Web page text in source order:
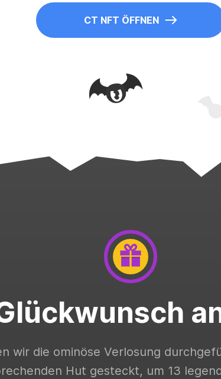
CT NFT ÖFFNEN
wir die ominöse Verlosung
Hut gesteckt, um 13